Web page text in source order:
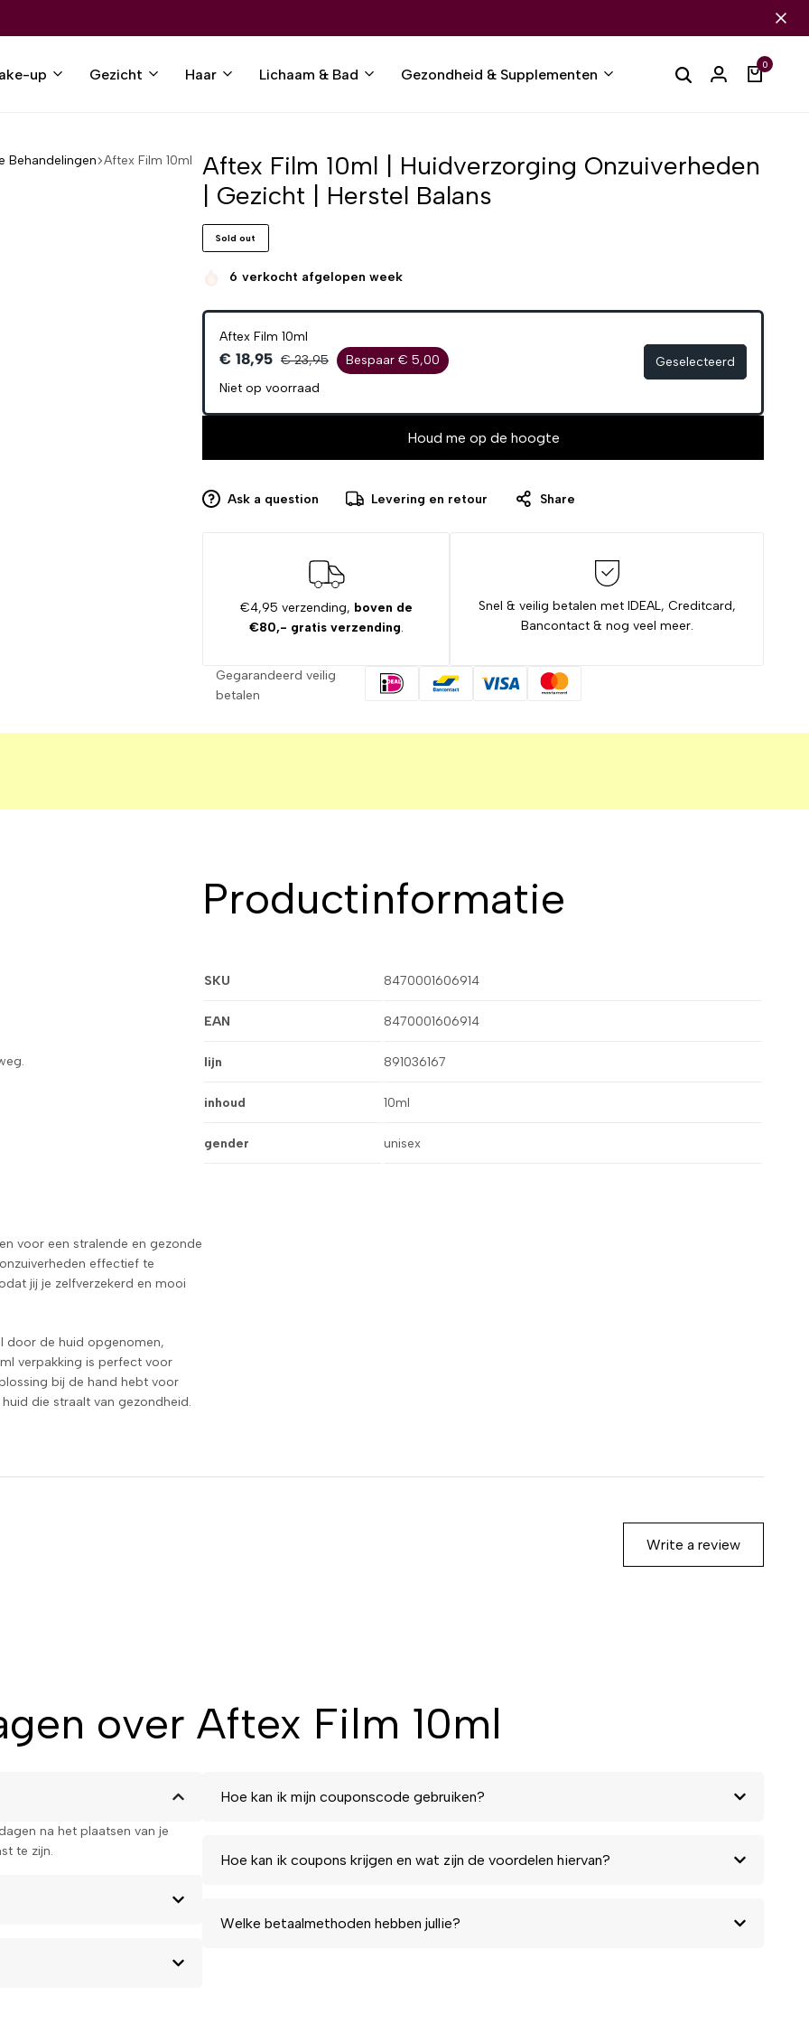
up Gezicht Haar Lichaam & Bad Gezondheid & Supplementen
0
Behandelingen Aftex Film 10ml
Aftex Film 10ml | Huidverzorging Onzuiverheden
| Gezicht | Herstel Balans
Sold out
6 verkocht afgelopen week
Aftex Film 10ml
€ 18,95 € 23,95
Bespaar € 5,00
Niet op voorraad
Geselecteerd
Houd me op de hoogte
Ask a question Levering en retour Share
€4,95 verzending, boven de
€80,- gratis verzending.
Snel & veilig betalen met IDEAL, Creditcard,
Bancontact & nog veel meer.
Gegarandeerd veilig
betalen
voor een stralende en gezonde
effectief te
jij je zelfverzekerd en mooi
door de huid opgenomen,
verpakking is perfect voor
bij de hand hebt voor
die straalt van gezondheid.
Productinformatie
SKU 8470001606914
EAN 8470001606914
lijn 891036167
inhoud 10ml
gender unisex
Write a review
over Aftex Film 10ml
na het plaatsen van je
te zijn.
Hoe kan ik mijn couponscode gebruiken?
Hoe kan ik coupons krijgen en wat zijn de voordelen hiervan?
Welke betaalmethoden hebben jullie?